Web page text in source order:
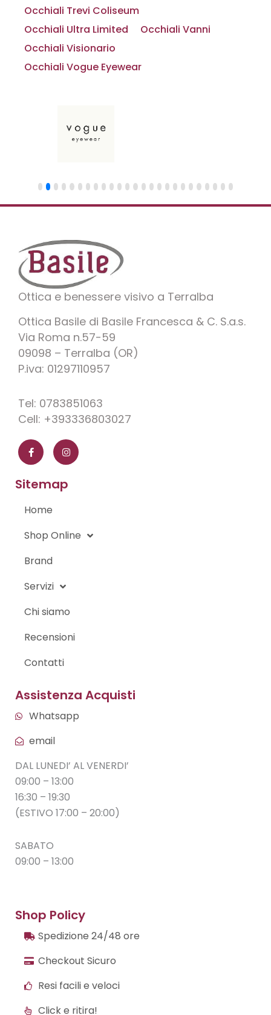
Occhiali Trevi Coliseum
Occhiali Ultra Limited
Occhiali Vanni
Occhiali Visionario
Occhiali Vogue Eyewear
Ottica e benessere visivo a Terralba
Ottica Basile di Basile Francesca & C. S.a.s.
Via Roma n.57-59
09098 – Terralba (OR)
P.iva: 01297110957
Tel: 0783851063
Cell: +393336803027
a
c
e
b
o
-
f
n
s
t
a
r
Sitemap
Home
Shop Online
Brand
Servizi
Chi siamo
Recensioni
Contatti
Assistenza Acquisti
Whatsapp
email
DAL LUNEDI’ AL VENERDI’
09:00 – 13:00
16:30 – 19:30
(ESTIVO 17:00 – 20:00)
SABATO
09:00 – 13:00
Shop Policy
Spedizione 24/48 ore
Checkout Sicuro
Resi facili e veloci
Click e ritira!